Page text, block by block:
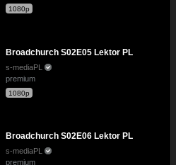
1080p
Broadchurch S02E05 Lektor PL
s-mediaPL
premium
1080p
Broadchurch S02E06 Lektor PL
s-mediaPL
premium